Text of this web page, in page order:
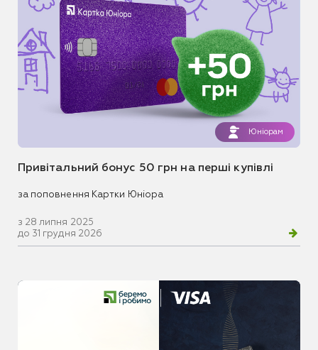
Юніорам
Привітальний бонус 50 грн на перші купівлі
за поповнення Картки Юніора
з 28 липня 2025
до 31 грудня 2026